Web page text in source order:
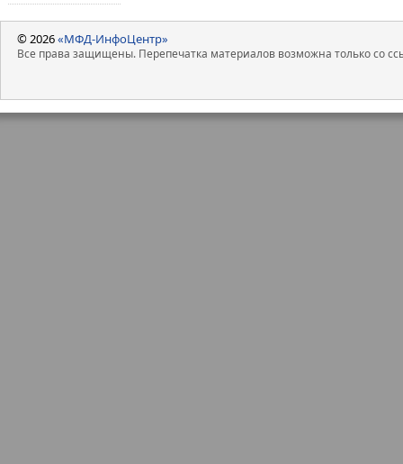
© 2026«МФД-ИнфоЦентр»
Все права защищены. Перепечатка материалов возможна только со